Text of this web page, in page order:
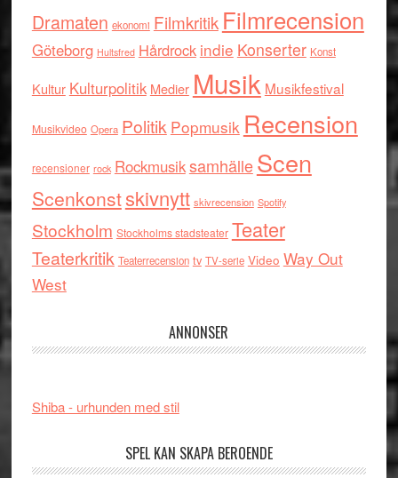
Dramaten ekonomi Filmkritik Filmrecension
Göteborg Hultsfred Hårdrock indie Konserter Konst
Kultur Kulturpolitik Medier Musik Musikfestival
Musikvideo Opera Politik Popmusik Recension
recensioner rock RockmusiksamhälleScen
Scenkonstskivnytt skivrecension Spotify
Stockholm Stockholms stadsteater Teater
Teaterkritik Teaterrecension tv TV-serie Video Way Out
West
ANNONSER
Shiba - urhunden med stil
SPEL KAN SKAPA BEROENDE